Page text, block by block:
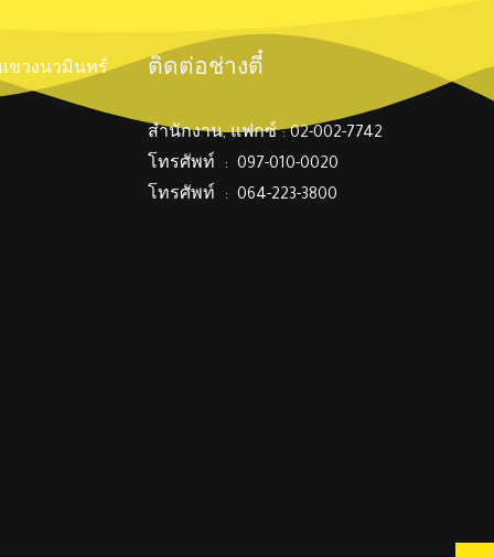
แขวงนวมินทร์ ติดต่อช่างตี๋
สำนักงาน, แฟกซ์ : 02-002-7742
โทรศัพท์ : 097-010-0020
โทรศัพท์ : 064-223-3800